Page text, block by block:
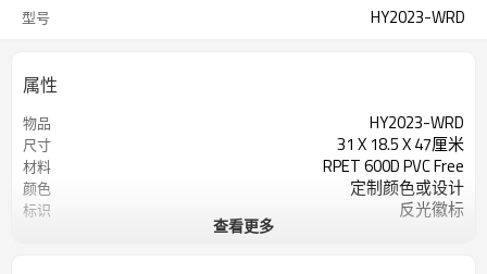
型号 HY2023-WRD
属性
物品 HY2023-WRD
尺寸 31 X 18.5 X 47厘米
材料 RPET 600D PVC Free
颜色 定制颜色或设计
标识 反光徽标
查看更多